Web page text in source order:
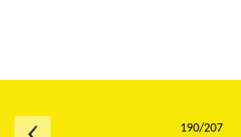
190/207